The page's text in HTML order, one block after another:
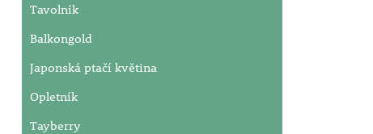
Tavolník
Balkongold
Japonská ptačí květina
Opletník
Tayberry